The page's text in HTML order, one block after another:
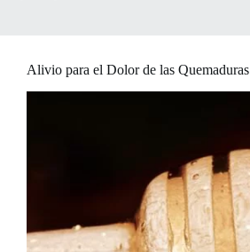
Alivio para el Dolor de las Quemaduras